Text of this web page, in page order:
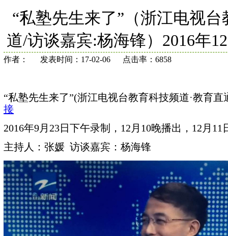
“私塾先生来了”（浙江电视
道/访谈嘉宾:杨海锋）2016年
作者： 发表时间：17-02-06 点击率：6858
“私塾先生来了”(浙江电视台教育科技频道·教育
接
2016年9月23日下午录制，12月10晚播出，12月11
主持人：张媛 访谈嘉宾：杨海锋